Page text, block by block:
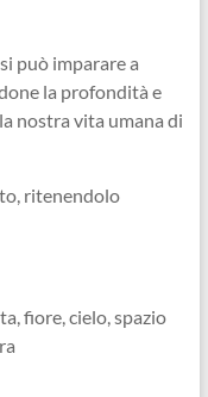
può imparare a
la profondità e
nostra vita umana di
ritenendolo